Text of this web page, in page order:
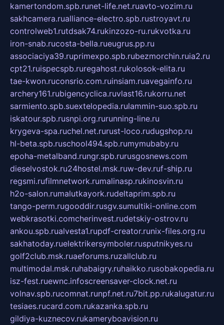
kamertondom.spb.runet-life.net.ruavto-vozim.ru
sakhcamera.rualliance-electro.spb.rustroyavt.ru
controlweb1.rutdsak74.rukinzozo-ru.rukvotka.ru
iron-snab.rucosta-bella.rueugrus.pp.ru
associaciya39.ruprimexpo.spb.rubezmorchin.ruia2.ru
cpt21.ruispecspb.ruregahost.rukolosok-elita.ru
tae-kwon.ruconsrio.com.ruinsiam.ruavegainfo.ru
archery161.rubigencyclica.ruvlast16.rukorru.net
sarmiento.spb.suextelopedia.rulammin-suo.spb.ru
iskatour.spb.rusnpi.org.rurunning-line.ru
krygeva-spa.ruchel.net.rurust-loco.rudugshop.ru
hl-beta.spb.ruschool494.spb.rumymubaby.ru
epoha-metalband.rungr.spb.rurusgosnews.com
dieselvostok.ru24hostel.msk.ruw-dev.ruf-ship.ru
regsmi.rufilmnetwork.rumalinasp.rukinosvin.ru
h2o-salon.rumalutkayork.rudeltaprim.spb.ru
tango-perm.rugooddir.rusgv.sumultiki-online.com
webkrasotki.comcherinvest.rudetskiy-ostrov.ru
ankou.spb.rualvesta1.rupdf-creator.runix-files.org.ru
sakhatoday.ruelektrikersymboler.rusputnikyes.ru
golf2club.msk.ruaeforums.ruzallclub.ru
multimodal.msk.ruhabaigry.ruhaikko.rusobakopedia.ru
isz-fest.ruewnc.infoscreensaver-clock.net.ru
volnav.spb.rucomnat.runpf.net.ru7bit.pp.rukalugatur.ru
tesiaes.rucard.com.rukazanka.spb.ru
gildiya-kuznecov.rukameryboavision.ru